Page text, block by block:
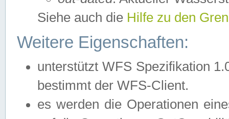
Siehe auch die Hilfe zu den
Weitere Eigenschaften:
unterstützt WFS Spezifikation
bestimmt der WFS-Client.
es werden die Operationen